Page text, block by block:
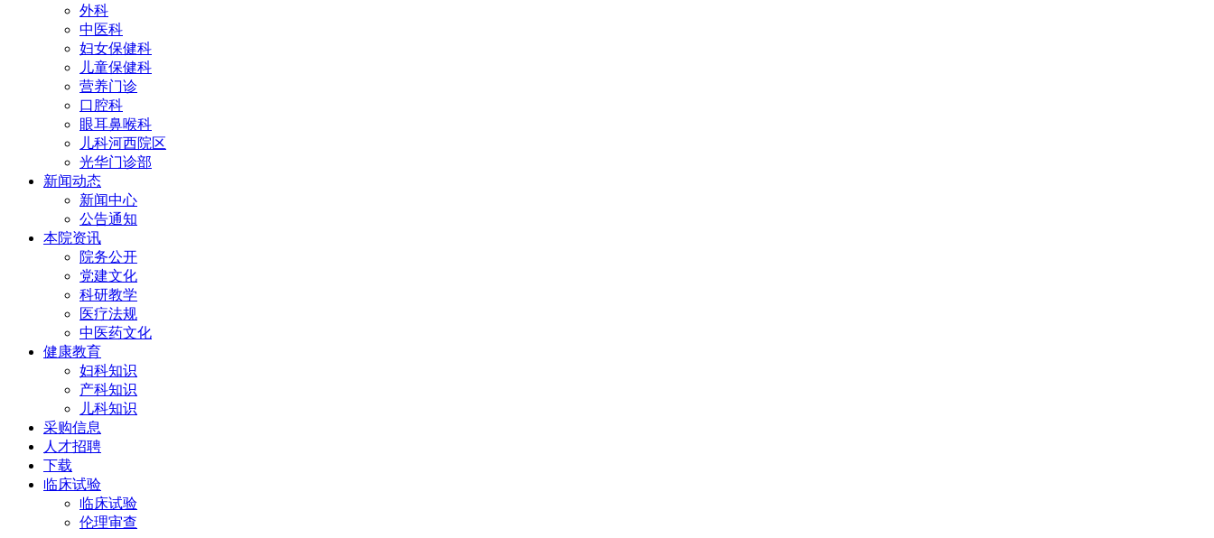
外科
中医科
妇女保健科
儿童保健科
营养门诊
口腔科
眼耳鼻喉科
儿科河西院区
光华门诊部
新闻动态
新闻中心
公告通知
本院资讯
院务公开
党建文化
科研教学
医疗法规
中医药文化
健康教育
妇科知识
产科知识
儿科知识
采购信息
人才招聘
下载
临床试验
临床试验
伦理审查